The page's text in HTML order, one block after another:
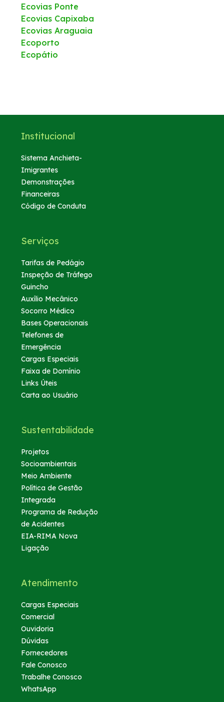
Ecovias Ponte
Ecovias Capixaba
Ecovias Araguaia
Ecoporto
Ecopátio
Institucional
Sistema Anchieta-
Imigrantes
Demonstrações
Financeiras
Código de Conduta
Serviços
Tarifas de Pedágio
Inspeção de Tráfego
Guincho
Auxílio Mecânico
Socorro Médico
Bases Operacionais
Telefones de
Emergência
Cargas Especiais
Faixa de Domínio
Links Úteis
Carta ao Usuário
Sustentabilidade
Projetos
Socioambientais
Meio Ambiente
Política de Gestão
Integrada
Programa de Redução
de Acidentes
EIA-RIMA Nova
Ligação
Atendimento
Cargas Especiais
Comercial
Ouvidoria
Dúvidas
Fornecedores
Fale Conosco
Trabalhe Conosco
WhatsApp